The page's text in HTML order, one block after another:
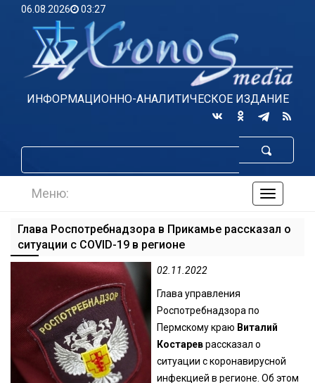
06.08.2026 03:27
ИНФОРМАЦИОННО-АНАЛИТИЧЕСКОЕ ИЗДАНИЕ
по
Меню:
Глава Роспотребнадзора в Прикамье рассказал о
ситуации с COVID-19 в регионе
02.11.2022
Глава управления
Роспотребнадзора по
Пермскому краю Виталий
Костареврассказал о
ситуации с коронавирусной
инфекцией в регионе. Об этом